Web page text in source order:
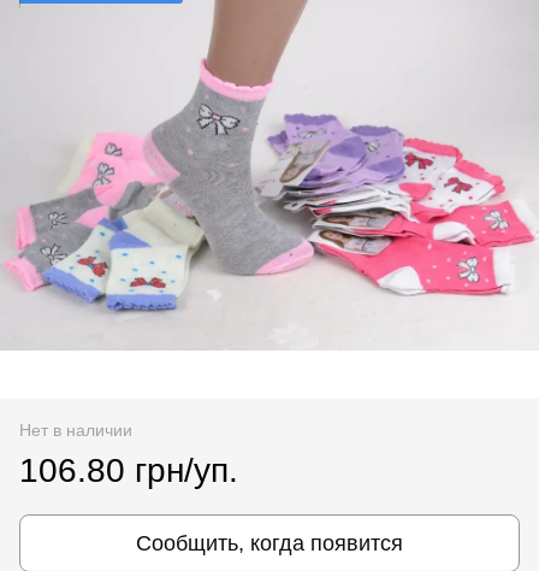
Нет в наличии
106.80 грн/уп.
Сообщить, когда появится